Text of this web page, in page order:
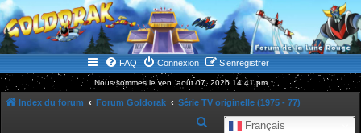
WWW.GOLDORAKGO.COM
le site de la Lune Rouge
FAQ Connexion S’enregistrer
Nous sommes le ven. août 07, 2026 14:41 pm
Index du forum Forum Goldorak Série TV originelle (1975 - 77)
Français